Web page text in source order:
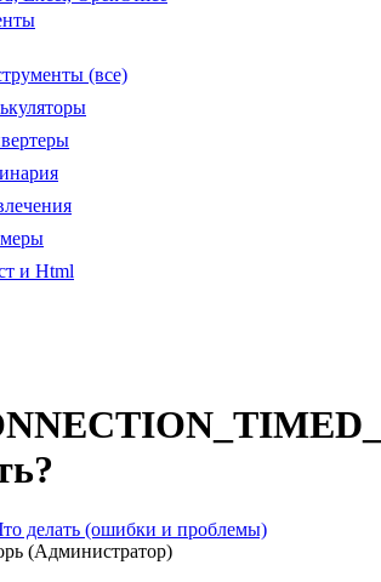
(все)
и Html
делать (ошибки и проблемы)
(Администратор)